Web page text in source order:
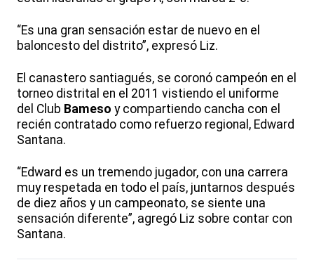
“Es una gran sensación estar de nuevo en el
baloncesto del distrito”, expresó Liz.
El canastero santiagués, se coronó campeón en el
torneo distrital en el 2011 vistiendo el uniforme
del Club Bameso y compartiendo cancha con el
recién contratado como refuerzo regional, Edward
Santana.
“Edward es un tremendo jugador, con una carrera
muy respetada en todo el país, juntarnos después
de diez años y un campeonato, se siente una
sensación diferente”, agregó Liz sobre contar con
Santana.